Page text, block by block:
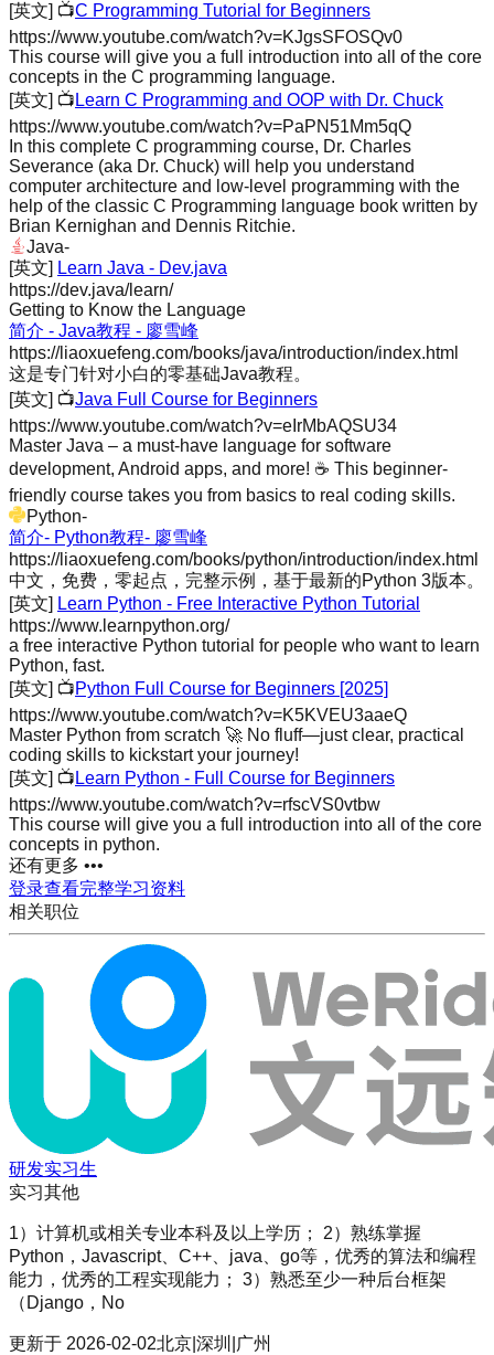
[英文] 📺C Programming Tutorial for Beginners
https://www.youtube.com/watch?v=KJgsSFOSQv0
This course will give you a full introduction into all of the core
concepts in the C programming language.
[英文] 📺 Learn C Programming and OOP with Dr. Chuck
https://www.youtube.com/watch?v=PaPN51Mm5qQ
In this complete C programming course, Dr. Charles
Severance (aka Dr. Chuck) will help you understand
computer architecture and low-level programming with the
help of the classic C Programming language book written by
Brian Kernighan and Dennis Ritchie.
Java-
[英文] Learn Java - Dev.java
https://dev.java/learn/
Getting to Know the Language
简介 - Java教程 - 廖雪峰
https://liaoxuefeng.com/books/java/introduction/index.html
这是专门针对小白的零基础Java教程。
[英文] 📺Java Full Course for Beginners
https://www.youtube.com/watch?v=eIrMbAQSU34
Master Java – a must-have language for software
development, Android apps, and more! ☕️ This beginner-
friendly course takes you from basics to real coding skills.
Python-
简介- Python教程- 廖雪峰
https://liaoxuefeng.com/books/python/introduction/index.html
中文，免费，零起点，完整示例，基于最新的Python 3版本。
[英文] Learn Python - Free Interactive Python Tutorial
https://www.learnpython.org/
a free interactive Python tutorial for people who want to learn
Python, fast.
[英文] 📺Python Full Course for Beginners [2025]
https://www.youtube.com/watch?v=K5KVEU3aaeQ
Master Python from scratch 🚀 No fluff—just clear, practical
coding skills to kickstart your journey!
[英文] 📺 Learn Python - Full Course for Beginners
https://www.youtube.com/watch?v=rfscVS0vtbw
This course will give you a full introduction into all of the core
concepts in python.
还有更多 •••
登录查看完整学习资料
相关职位
研发实习生
实习其他
1）计算机或相关专业本科及以上学历； 2）熟练掌握
Python，Javascript、C++、java、go等，优秀的算法和编程
能力，优秀的工程实现能力； 3）熟悉至少一种后台框架
（Django，No
更新于 2026-02-02北京|深圳|广州